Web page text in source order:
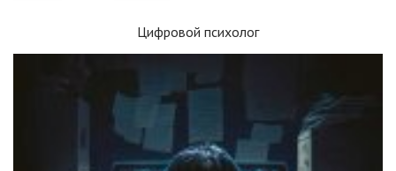
Цифровой психолог